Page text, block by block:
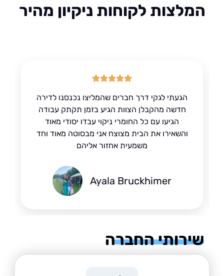
לקוחות ניקיון מהיר
הגעתי לגקי דרך חברים שהמליצו נכנסנו לדירה
חדשה מהקבלן הצוות הגיע בזמן תקתק עבודה
הגיעו עם כל החומרי ניקוי עבדו יסודי מאוד
והשאירו את הבית מצוצח אני מבסוטה מאוד וחד
משמעית אחזור אליהם
Ayala Bruckhimer
החברה